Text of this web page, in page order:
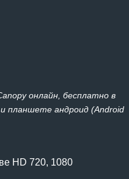
онлайн, бесплатно в
планшете андроид (Android
HD 720, 1080